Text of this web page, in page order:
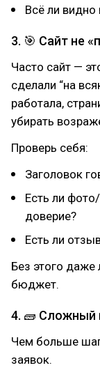
Всё ли видно
3. 🎯 Сайт не
Часто сайт —
сделали “на
работала,
убирать
Проверь себя:
Заголовок
Есть ли
доверие?
Есть ли
Без этого даже
бюджет.
4. 🧱 Сложный
Чем больше
заявок.